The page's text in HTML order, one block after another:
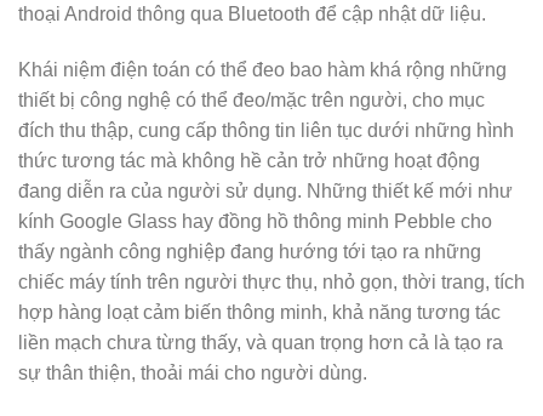
thoại Android thông qua Bluetooth để cập nhật dữ liệu.
Khái niệm điện toán có thể đeo bao hàm khá rộng những
thiết bị công nghệ có thể đeo/mặc trên người, cho mục
đích thu thập, cung cấp thông tin liên tục dưới những hình
thức tương tác mà không hề cản trở những hoạt động
đang diễn ra của người sử dụng. Những thiết kế mới như
kính Google Glass hay đồng hồ thông minh Pebble cho
thấy ngành công nghiệp đang hướng tới tạo ra những
chiếc máy tính trên người thực thụ, nhỏ gọn, thời trang, tích
hợp hàng loạt cảm biến thông minh, khả năng tương tác
liền mạch chưa từng thấy, và quan trọng hơn cả là tạo ra
sự thân thiện, thoải mái cho người dùng.